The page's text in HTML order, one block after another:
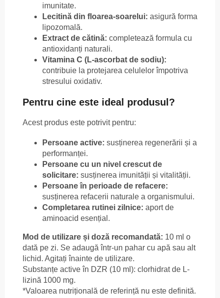
imunitate.
Lecitină din floarea-soarelui: asigură forma
lipozomală.
Extract de cătină: completează formula cu
antioxidanți naturali.
Vitamina C (L-ascorbat de sodiu):
contribuie la protejarea celulelor împotriva
stresului oxidativ.
Pentru cine este ideal produsul?
Acest produs este potrivit pentru:
Persoane active: susținerea regenerării și a
performanței.
Persoane cu un nivel crescut de
solicitare: susținerea imunității și vitalității.
Persoane în perioade de refacere:
susținerea refacerii naturale a organismului.
Completarea rutinei zilnice: aport de
aminoacid esențial.
Mod de utilizare și doză recomandată: 10 ml o
dată pe zi. Se adaugă într-un pahar cu apă sau alt
lichid. Agitați înainte de utilizare.
Substanțe active în DZR (10 ml): clorhidrat de L-
lizină 1000 mg.
*Valoarea nutrițională de referință nu este definită.